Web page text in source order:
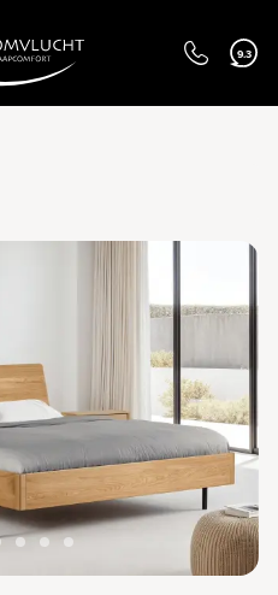
9.3